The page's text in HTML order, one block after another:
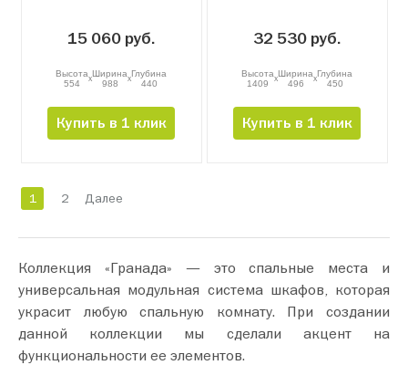
15 060 руб.
Высота
554
xШирина
988
xГлубина
440
Купить в 1 клик
32 530 руб.
Высота
1409
xШирина
496
xГлубина
450
Купить в 1 клик
1 2 Далее
Коллекция «Гранада» — это спальные места и
универсальная модульная система шкафов, которая
украсит любую спальную комнату. При создании
данной коллекции мы сделали акцент на
функциональности ее элементов.